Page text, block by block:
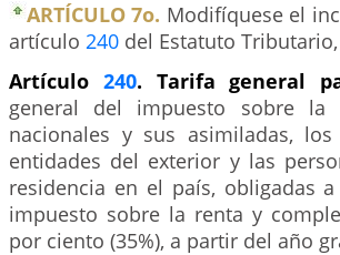
ARTÍCULO 7o. Modifíquese el
artículo 240 del Estatuto
Artículo 240. Tarifa general
general del impuesto sobre la
nacionales y sus asimiladas,
entidades del exterior y las
residencia en el país, obligadas
impuesto sobre la renta y
por ciento (35%), a partir del año